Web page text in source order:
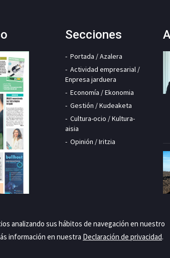
Secciones
Portada / Azalera
Actividad empresarial /
Enpresa jarduera
Economía / Ekonomia
Gestión / Kudeaketa
Cultura-ocio / Kultura-
aisia
Opinión / Iritzia
analizando sus hábitos de navegación en nuestro
información en nuestra Declaración de privacidad.